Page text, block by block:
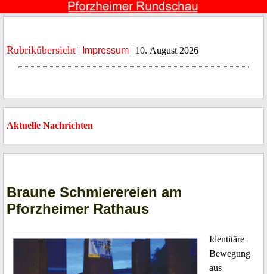
Rubrikübersicht | Impressum | 10. August 2026
Aktuelle Nachrichten
Braune Schmierereien am
Pforzheimer Rathaus
Identitäre
Bewegung
aus